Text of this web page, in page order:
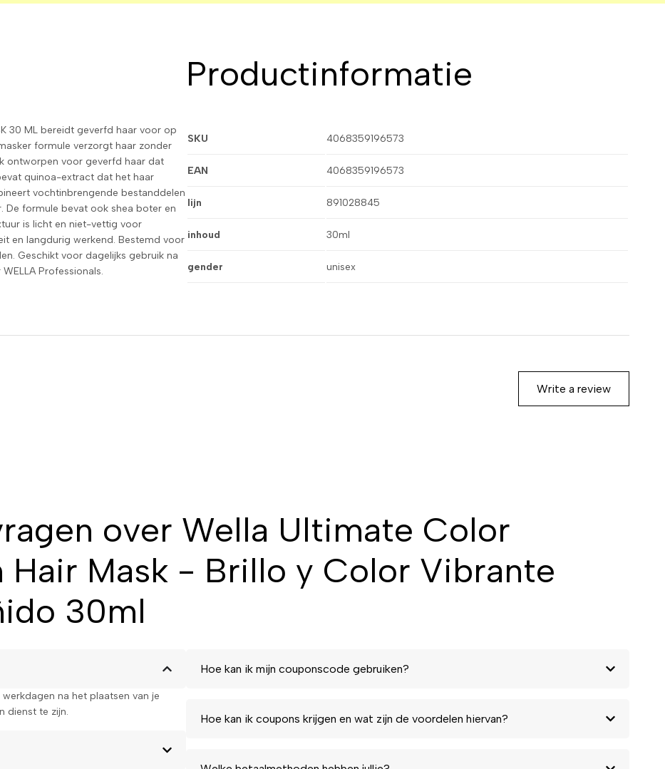
30 ML bereidt geverfd haar voor op
formule verzorgt haar zonder
ontworpen voor geverfd haar dat
quinoa-extract dat het haar
vochtinbrengende bestanddelen
De formule bevat ook shea boter en
is licht en niet-vettig voor
en langdurig werkend. Bestemd voor
Geschikt voor dagelijks gebruik na
Professionals.
Productinformatie
SKU 4068359196573
EAN 4068359196573
lijn 891028845
inhoud 30ml
gender unisex
Write a review
over Wella Ultimate Color
Hair Mask - Brillo y Color Vibrante
30ml
na het plaatsen van je
dienst te zijn.
Hoe kan ik mijn couponscode gebruiken?
Hoe kan ik coupons krijgen en wat zijn de voordelen hiervan?